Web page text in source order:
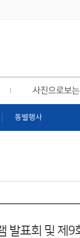
사진으로보
동별행사
발표회 및 제9